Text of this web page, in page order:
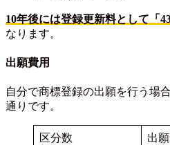
10年後には登録更新料として「
なります。
出願費用
自分で商標登録の出願を行う場
通りです。
区分数 出